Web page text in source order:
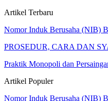
Artikel Terbaru
Nomor Induk Berusaha (NIB)
PROSEDUR, CARA DAN
Praktik Monopoli dan
Artikel Populer
Nomor Induk Berusaha (NIB)